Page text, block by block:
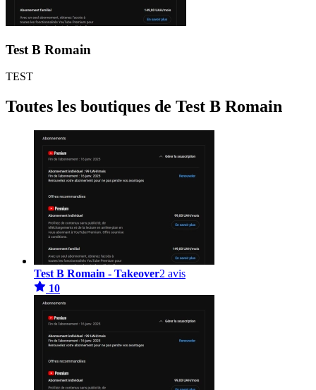
Test B Romain
TEST
Toutes les boutiques de Test B Romain
Test B Romain - Takeover2 avis
10